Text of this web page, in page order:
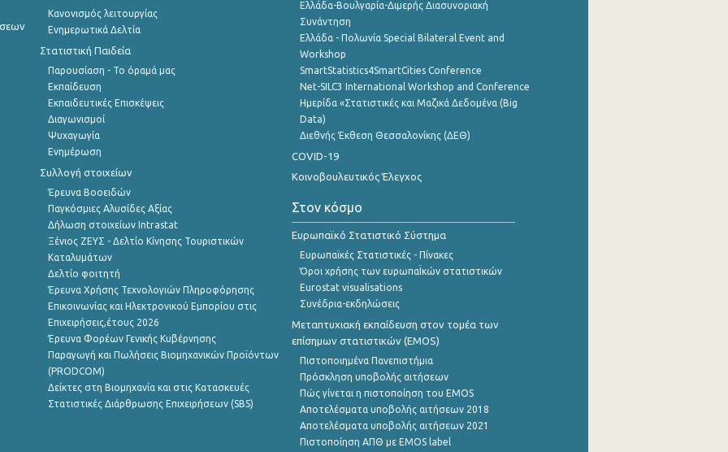
Κανονισμός λειτουργίας
Ενημερωτικά Δελτία
Στατιστική Παιδεία
Παρουσίαση - Το όραμά μας
Εκπαίδευση
Εκπαιδευτικές Επισκέψεις
Διαγωνισμοί
Ψυχαγωγία
Ενημέρωση
Συλλογή στοιχείων
Έρευνα Βοοειδών
Παγκόσμιες Αλυσίδες Αξίας
Δήλωση στοιχείων Intrastat
Ξένιος ΖΕΥΣ - Δελτίο Κίνησης Τουριστικών
Καταλυμάτων
Δελτίο φοιτητή
Έρευνα Χρήσης Τεχνολογιών Πληροφόρησης
Επικοινωνίας και Ηλεκτρονικού Εμπορίου στις
Επιχειρήσεις,έτους 2026
Έρευνα Φορέων Γενικής Κυβέρνησης
Παραγωγή και Πωλήσεις Βιομηχανικών Προϊόντων
(PRODCOM)
Δείκτες στη Βιομηχανία και στις Κατασκευές
Στατιστικές Διάρθρωσης Επιχειρήσεων (SBS)
Ελλάδα-Βουλγαρία-Διμερής Διασυνοριακή
Συνάντηση
Ελλάδα - Πολωνία Special Bilateral Event and
Workshop
SmartStatistics4SmartCities Conference
Net-SILC3 International Workshop and Conference
Ημερίδα «Στατιστικές και Μαζικά Δεδομένα (Big
Data)
Διεθνής Έκθεση Θεσσαλονίκης (ΔΕΘ)
COVID-19
Κοινοβουλευτικός Έλεγχος
Στον κόσμο
Ευρωπαϊκό Στατιστικό Σύστημα
Ευρωπαϊκές Στατιστικές - Πίνακες
Όροι χρήσης των ευρωπαΪκών στατιστικών
Eurostat visualisations
Συνέδρια-εκδηλώσεις
Μεταπτυχιακή εκπαίδευση στον τομέα των
επίσημων στατιστικών (EMOS)
Πιστοποιημένα Πανεπιστήμια
Πρόσκληση υποβολής αιτήσεων
Πώς γίνεται η πιστοποίηση του EMOS
Αποτελέσματα υποβολής αιτήσεων 2018
Αποτελέσματα υποβολής αιτήσεων 2021
Πιστοποίηση ΑΠΘ με EMOS label